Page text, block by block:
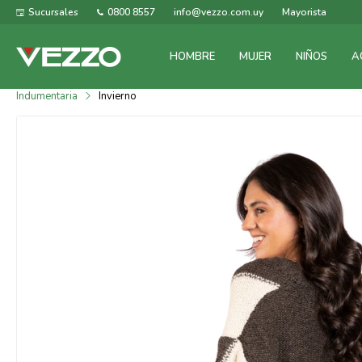
HOMBRE MUJER NIÑOS
Sucursales 0800 8557 info@vezzo.com.uy Mayorista
Indumentaria Invierno